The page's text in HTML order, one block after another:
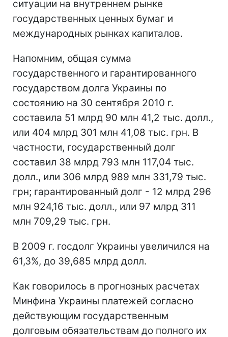
ситуации на внутреннем рынке
государственных ценных бумаг и
международных рынках капиталов.
Напомним, общая сумма
государственного и гарантированного
государством долга Украины по
состоянию на 30 сентября 2010 г.
составила 51 млрд 90 млн 41,2 тыс. долл.,
или 404 млрд 301 млн 41,08 тыс. грн. В
частности, государственный долг
составил 38 млрд 793 млн 117,04 тыс.
долл., или 306 млрд 989 млн 331,79 тыс.
грн; гарантированный долг - 12 млрд 296
млн 924,16 тыс. долл., или 97 млрд 311
млн 709,29 тыс. грн.
В 2009 г. госдолг Украины увеличился на
61,3%, до 39,685 млрд долл.
Как говорилось в прогнозных расчетах
Минфина Украины платежей согласно
действующим государственным
долговым обязательствам до полного их